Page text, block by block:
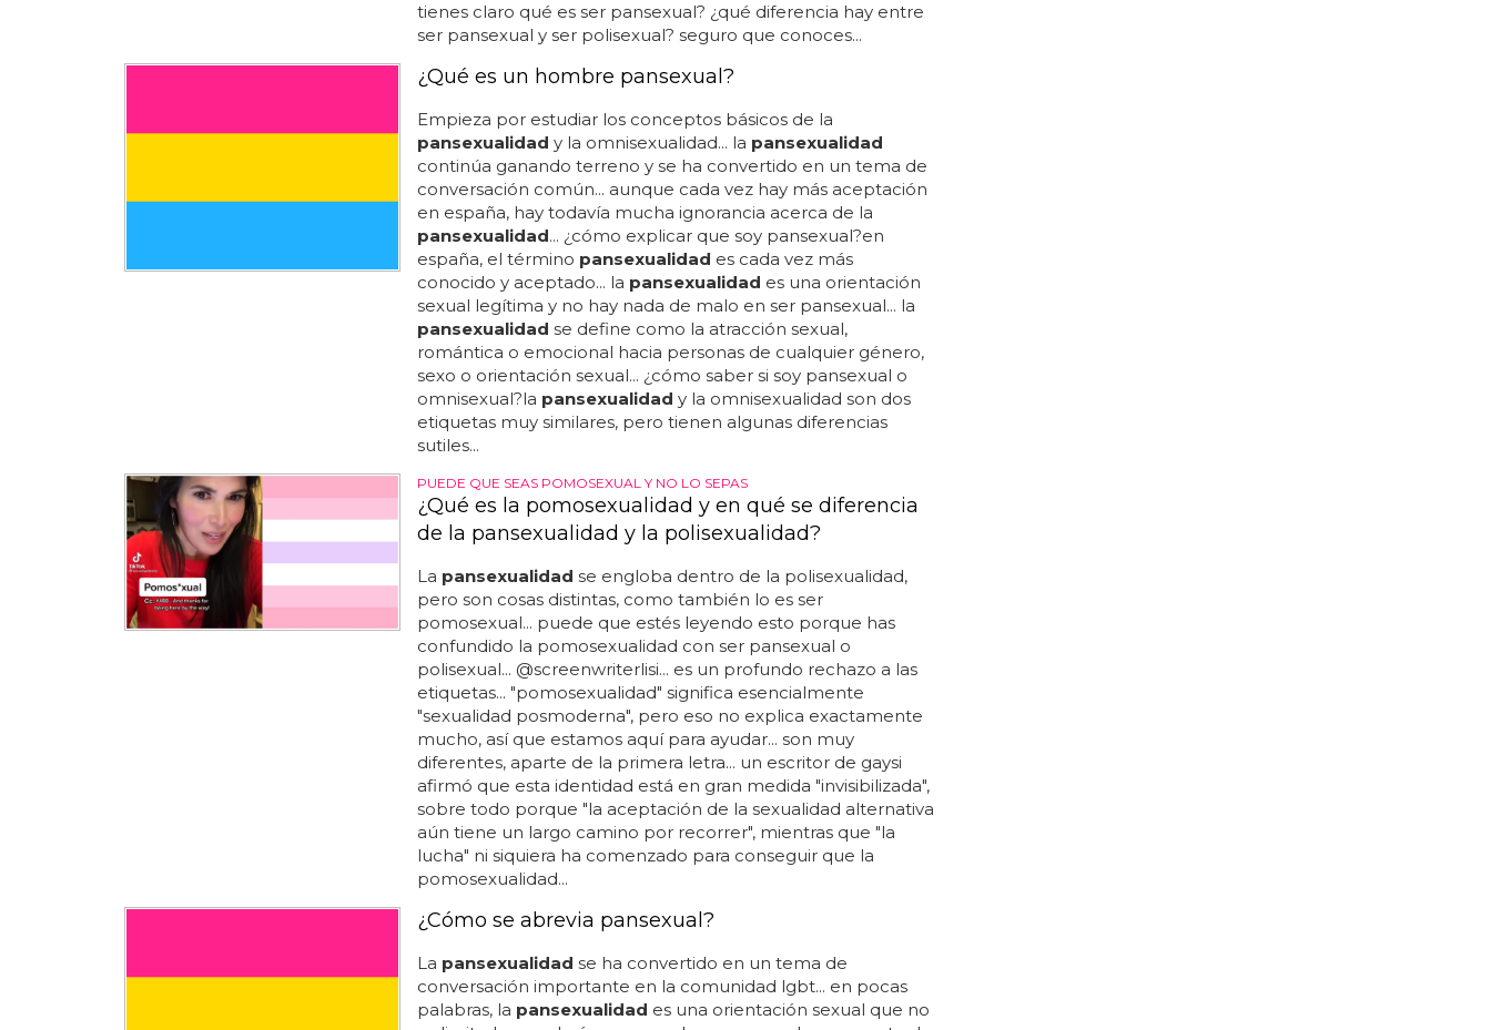
tienes claro qué es ser pansexual? ¿qué diferencia hay entre
ser pansexual y ser polisexual? seguro que conoces...
¿Qué es un hombre pansexual?
Empieza por estudiar los conceptos básicos de la
pansexualidad y la omnisexualidad... la pansexualidad
continúa ganando terreno y se ha convertido en un tema de
conversación común... aunque cada vez hay más aceptación
en españa, hay todavía mucha ignorancia acerca de la
pansexualidad... ¿cómo explicar que soy pansexual?en
españa, el término pansexualidad es cada vez más
conocido y aceptado... la pansexualidad es una orientación
sexual legítima y no hay nada de malo en ser pansexual... la
pansexualidad se define como la atracción sexual,
romántica o emocional hacia personas de cualquier género,
sexo o orientación sexual... ¿cómo saber si soy pansexual o
omnisexual?la pansexualidad y la omnisexualidad son dos
etiquetas muy similares, pero tienen algunas diferencias
sutiles...
PUEDE QUE SEAS POMOSEXUAL Y NO LO SEPAS
¿Qué es la pomosexualidad y en qué se diferencia
de la pansexualidad y la polisexualidad?
La pansexualidad se engloba dentro de la polisexualidad,
pero son cosas distintas, como también lo es ser
pomosexual... puede que estés leyendo esto porque has
confundido la pomosexualidad con ser pansexual o
polisexual... @screenwriterlisi... es un profundo rechazo a las
etiquetas... "pomosexualidad" significa esencialmente
"sexualidad posmoderna", pero eso no explica exactamente
mucho, así que estamos aquí para ayudar... son muy
diferentes, aparte de la primera letra... un escritor de gaysi
afirmó que esta identidad está en gran medida "invisibilizada",
sobre todo porque "la aceptación de la sexualidad alternativa
aún tiene un largo camino por recorrer", mientras que "la
lucha" ni siquiera ha comenzado para conseguir que la
pomosexualidad...
¿Cómo se abrevia pansexual?
La pansexualidad se ha convertido en un tema de
conversación importante en la comunidad lgbt... en pocas
palabras, la pansexualidad es una orientación sexual que no